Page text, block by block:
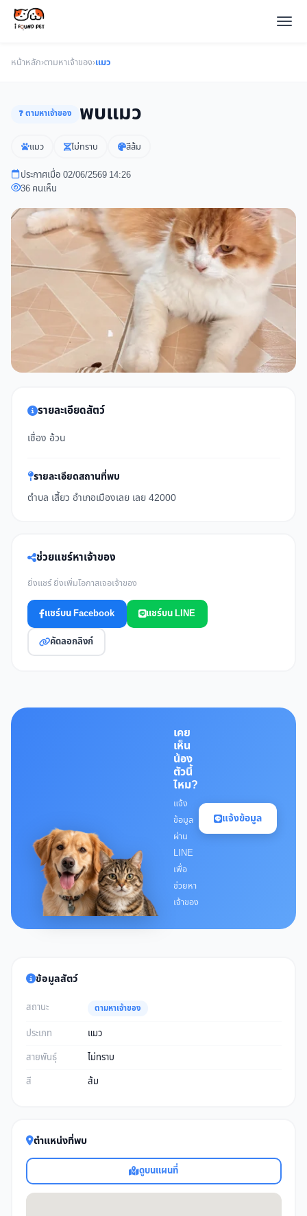
หน้าหลัก›ตามหาเจ้าของ›แมว
❓ ตามหาเจ้าของ พบแมว
แมว ไม่ทราบ สีส้ม
ประกาศเมื่อ 02/06/2569 14:26
36 คนเห็น
รายละเอียดสัตว์
เชื่อง อ้วน
รายละเอียดสถานที่พบ
ตำบล เสี้ยว อำเภอเมืองเลย เลย 42000
ช่วยแชร์หาเจ้าของ
ยิ่งแชร์ ยิ่งเพิ่มโอกาสเจอเจ้าของ
แชร์บน Facebook แชร์บน LINE
คัดลอกลิงก์
เคย
เห็น
น้อง
ตัวนี้
ไหม?
แจ้ง
ข้อมูล
ผ่าน
LINE
เพื่อ
ช่วยหา
เจ้าของ
แจ้งข้อมูล
ข้อมูลสัตว์
สถานะ ตามหาเจ้าของ
ประเภท
แมว
สายพันธุ์
ไม่ทราบ
สี
ส้ม
ตำแหน่งที่พบ
ดูบนแผนที่